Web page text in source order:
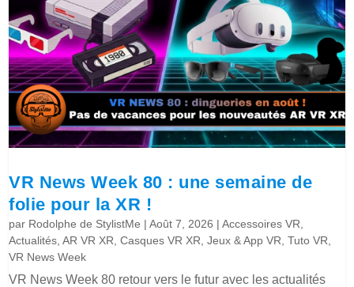
VR News Week 80 : une semaine de
folie pour la XR !
par Rodolphe de StylistMe |Août 7, 2026 |Accessoires VR
Actualités ,AR VR XR ,Casques VR XR ,Jeux & App VR ,Tuto VR
VR News Week
VR News Week 80 retour vers le futur avec les actualités